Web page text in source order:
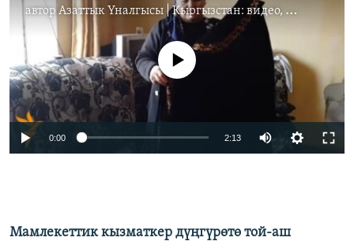
автор Азаттык Үналгысы | Кыргызстан: видео, фото, кабарлар
No media source currently available
0:00 2:13
Мамлекеттик кызматкер дүңгүрөтө той-аш